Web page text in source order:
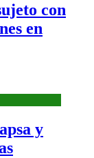
con
en
y